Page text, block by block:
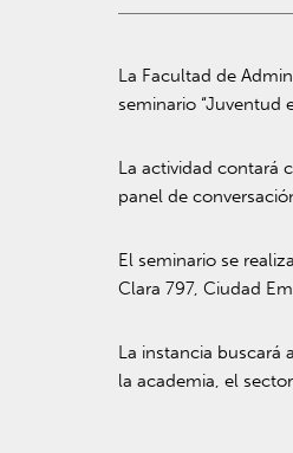
La Facultad de
seminario “Juventud
La actividad contará
panel de
El seminario se
Clara 797, Ciudad
La instancia
la academia, el